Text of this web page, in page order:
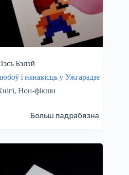
Бэлэй
і нянавісць у Ужгарадзе
,Нон-фікшн
Больш падрабязна